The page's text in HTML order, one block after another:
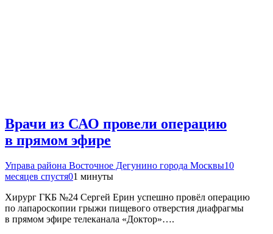
Врачи из САО провели операцию
в прямом эфире
Управа района Восточное Дегунино города Москвы10
месяцев спустя01 минуты
Хирург ГКБ №24 Сергей Ерин успешно провёл операцию
по лапароскопии грыжи пищевого отверстия диафрагмы
в прямом эфире телеканала «Доктор»….